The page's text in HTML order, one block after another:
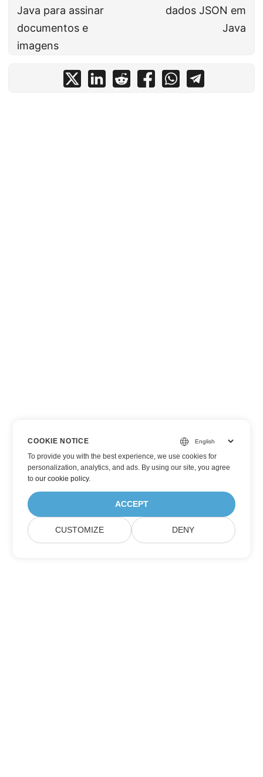
Java para assinar
documentos e
imagens
dados JSON em
Java
COOKIE NOTICE
To provide you with the best experience, we use cookies for
personalization, analytics, and ads. By using our site, you agree
toour cookie policy.
ACCEPT
CUSTOMIZE DENY